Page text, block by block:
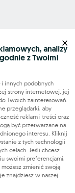
analizy
z Twoimi
i innych podobnych
strony internetowej, jej
Twoich zainteresowań.
przeglądarki, aby
reklam i treści oraz
być przetwarzane na
interesu. Kliknij
z tych technologii
celach. Jeśli chcesz
swoimi preferencjami,
zmienić swoją
znajdziesz w naszej
×